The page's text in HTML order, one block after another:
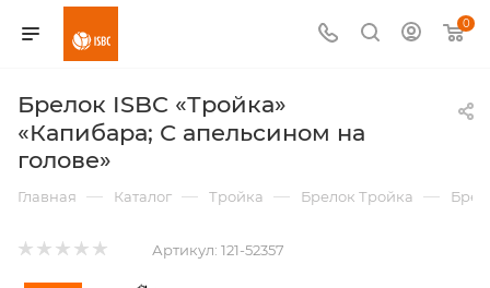
0
Брелок ISBC «Тройка»
«Капибара; С апельсином на
голове»
Главная — Каталог — Тройка — Брелок Тройка —
Артикул: 121-52357